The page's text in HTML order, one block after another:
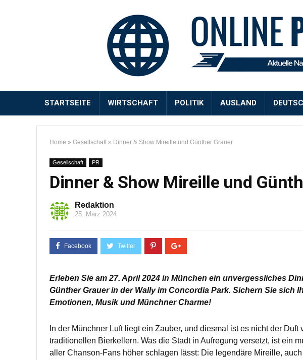
STARTSEITE WIRTSCHAFT POLITIK AUSLAND
Home » Gesellschaft » Dinner & Show Mireille und Günther Grauer
Gesellschaft PR
Dinner & Show Mireille und
Redaktion
25. März 2024
Erleben Sie am 27. April 2024 in München ein unvergessliches
Günther Grauer in der Wally im Concordia Park. Sichern Sie sich
Emotionen, Musik und Münchner Charme!
In der Münchner Luft liegt ein Zauber, und diesmal ist es nicht der
traditionellen Bierkellern. Was die Stadt in Aufregung versetzt, ist ein
aller Chanson-Fans höher schlagen lässt: Die legendäre Mireille,